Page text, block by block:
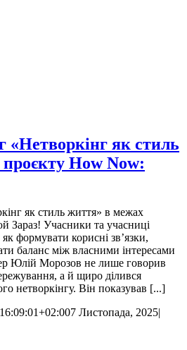
«Нетворкінг як стиль
How Now:
як стиль життя» в межах
Зараз! Учасники та учасниці
формувати корисні зв’язки,
баланс між власними інтересами
Юлій Морозов не лише говорив
а й щиро ділився
нетворкінгу. Він показував [...]
7 Листопада, 2025|